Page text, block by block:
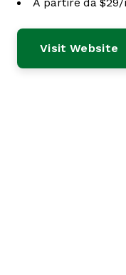
A partire da $29/
Visit Website